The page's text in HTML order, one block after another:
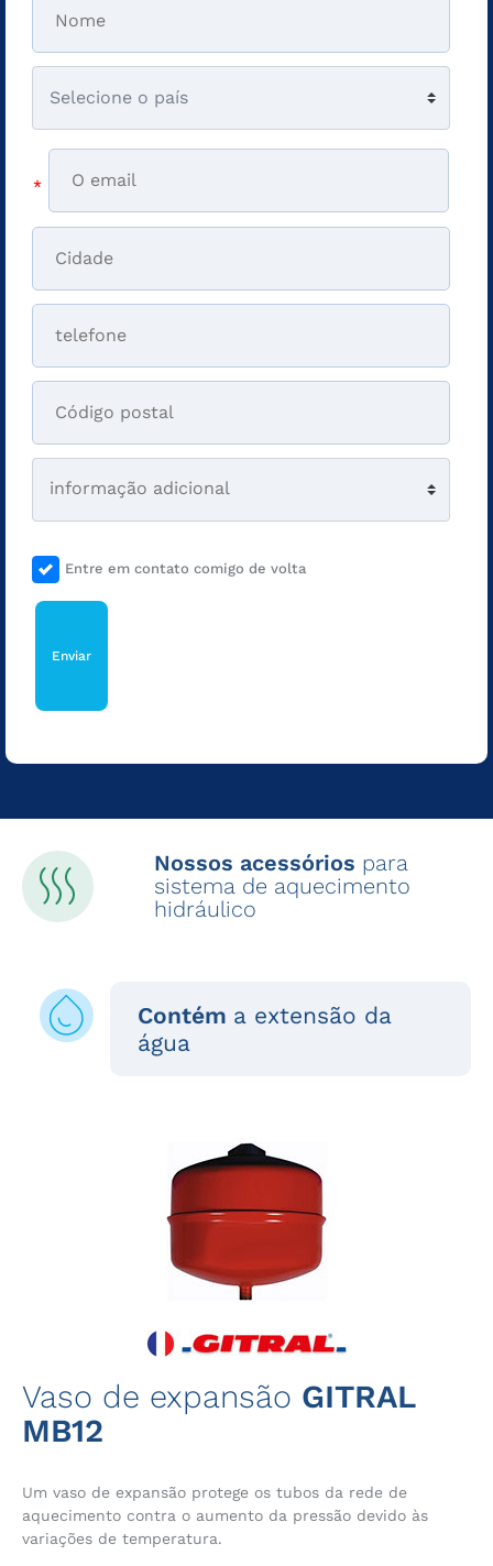
*
Entre em contato comigo de volta
Nossos acessórios para
sistema de aquecimento
hidráulico
Contém a extensão da
água
Vaso de expansão GITRAL
MB12
Um vaso de expansão protege os tubos da rede de
aquecimento contra o aumento da pressão devido às
variações de temperatura.